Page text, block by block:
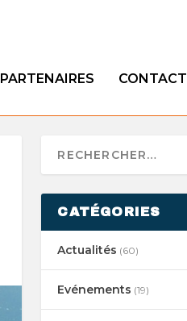
PARTENAIRES CONTACT
CATÉGORIES
Actualités (60)
Evénements (19)